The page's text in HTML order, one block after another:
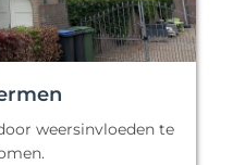
weersinvloeden te